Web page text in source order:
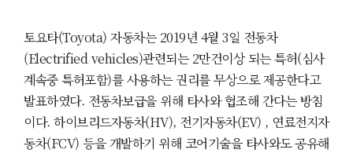
토요타(Toyota) 자동차는 2019년 4월 3일 전동차
(Electrified vehicles)관련되는 2만건이상 되는 특허(심사
계속중 특허포함)를 사용하는 권리를 무상으로 제공한다고
발표하였다. 전동차보급을 위해 타사와 협조해 간다는 방침
이다. 하이브리드자동차(HV), 전기자동차(EV) , 연료전지자
동차(FCV) 등을 개발하기 위해 코어기술을 타사와도 공유해